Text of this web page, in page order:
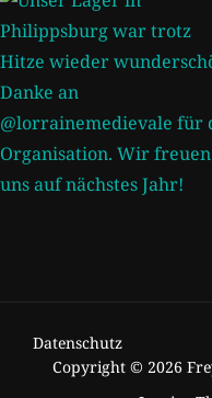
Datenschutz
Copyright © 2026